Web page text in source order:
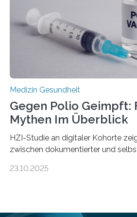
Universitätsklinikum Tübingen
Schwachstelle im Erbgut einer
Medulloblastoms gefunden. Die
Stiftung unterstützte das Projekt…
Medizin Gesundheit
Gegen Polio Geimpft:
Mythen Im Überblick
HZI-Studie an digitaler Kohorte
zwischen dokumentierter und
Kinderlähmung, ist eine
23.10.2025